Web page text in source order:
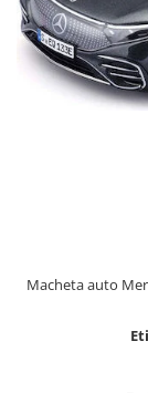
Exterior
Living miniatural
Seturi mobilier
Materiale
Decor interior
Plante si Flori
Miniaturi
Macheta auto